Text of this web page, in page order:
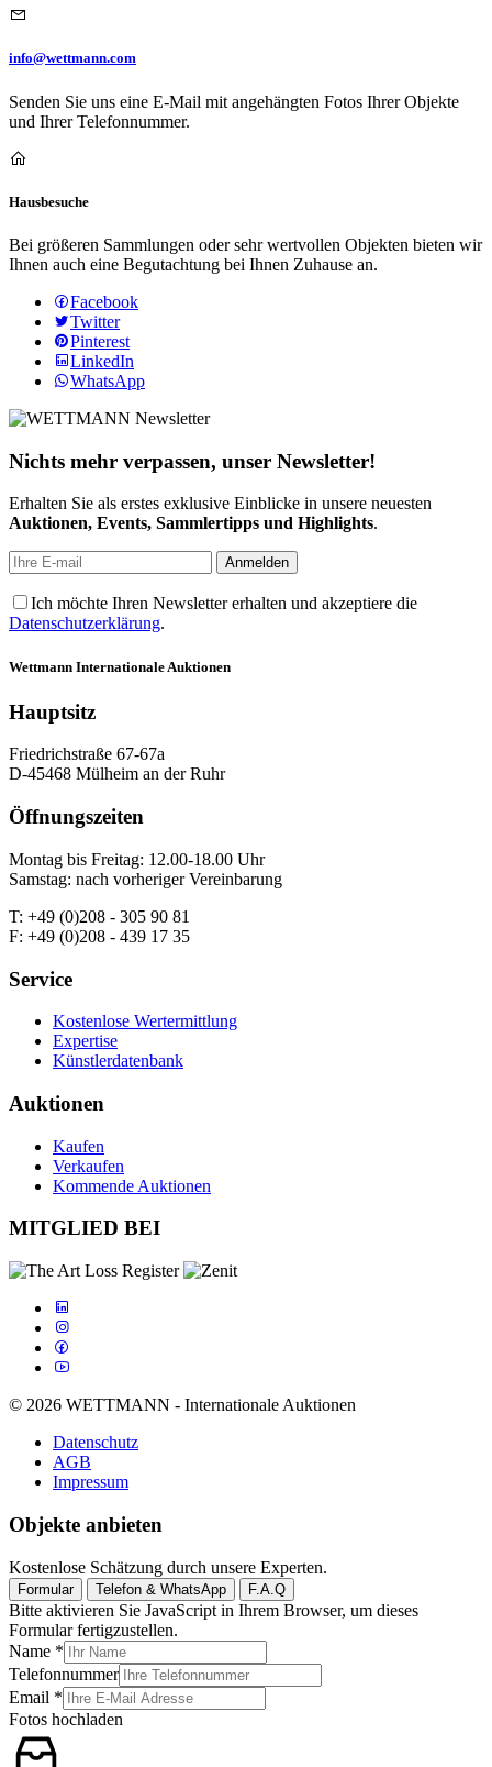
info@wettmann.com
Senden Sie uns eine E-Mail mit angehängten Fotos Ihrer Objekte
und Ihrer Telefonnummer.
Hausbesuche
Bei größeren Sammlungen oder sehr wertvollen Objekten bieten wir
Ihnen auch eine Begutachtung bei Ihnen Zuhause an.
Facebook
Twitter
Pinterest
LinkedIn
WhatsApp
Nichts mehr verpassen, unser Newsletter!
Erhalten Sie als erstes exklusive Einblicke in unsere neuesten
Auktionen, Events, Sammlertipps und Highlights.
Ich möchte Ihren Newsletter erhalten und akzeptiere die
Datenschutzerklärung.
Wettmann Internationale Auktionen
Hauptsitz
Friedrichstraße 67-67a
D-45468 Mülheim an der Ruhr
Öffnungszeiten
Montag bis Freitag: 12.00-18.00 Uhr
Samstag: nach vorheriger Vereinbarung
T: +49 (0)208 - 305 90 81
F: +49 (0)208 - 439 17 35
Service
Kostenlose Wertermittlung
Expertise
Künstlerdatenbank
Auktionen
Kaufen
Verkaufen
Kommende Auktionen
MITGLIED BEI
© 2026 WETTMANN - Internationale Auktionen
Datenschutz
AGB
Impressum
Objekte anbieten
Kostenlose Schätzung durch unsere Experten.
Formular Telefon & WhatsApp F.A.Q
Bitte aktivieren Sie JavaScript in Ihrem Browser, um dieses
Formular fertigzustellen.
Name *
Telefonnummer
Email *
Fotos hochladen